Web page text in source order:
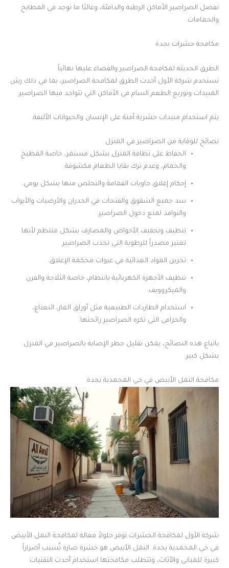
تفضل الصراصير الأماكن الرطبة والدافئة، وغالبًا ما توجد في المطابخ
والحمامات.
مكافحة حشرات بجدة
الطرق الحديثة لمكافحة الصراصير والقضاء عليها نهائياً
تستخدم شركة الأول أحدث الطرق لمكافحة الصراصير، بما في ذلك رش
المبيدات وتوزيع الطعم السام في الأماكن التي تتواجد فيها الصراصير.
يتم استخدام مبيدات حشرية آمنة على الإنسان والحيوانات الأليفة.
نصائح للوقاية من الصراصير في المنزل
الحفاظ على نظافة المنزل بشكل مستمر، خاصة المطبخ
والحمام، وعدم ترك بقايا الطعام مكشوفة.
إحكام إغلاق حاويات القمامة والتخلص منها بشكل يومي.
سد جميع الشقوق والفتحات في الجدران والأرضيات والأبواب
والنوافذ لمنع دخول الصراصير.
تنظيف وتجفيف الأحواض والمصارف بشكل منتظم لأنها
تعتبر مصدراً للرطوبة التي تجذب الصراصير.
تخزين المواد الغذائية في عبوات محكمة الإغلاق.
تنظيف الأجهزة الكهربائية بانتظام، خاصة الثلاجة والفرن
والميكروويف.
استخدام الطاردات الطبيعية مثل أوراق الغار، النعناع،
والخزامى التي تكره الصراصير رائحتها.
باتباع هذه النصائح، يمكن تقليل خطر الإصابة بالصراصير في المنزل
بشكل كبير.
مكافحة النمل الأبيض في حي المحمدية بجدة
شركة الأول لمكافحة الحشرات توفر حلولاً فعالة لمكافحة النمل الأبيض
في حي المحمدية بجدة. النمل الأبيض هو حشرة ضارة تُسبب أضراراً
كبيرة للمباني والأثاث، وتتطلب مكافحتها استخدام أحدث التقنيات